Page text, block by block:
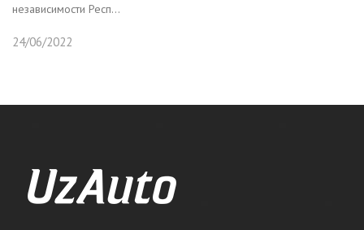
независимости Респ...
24/06/2022